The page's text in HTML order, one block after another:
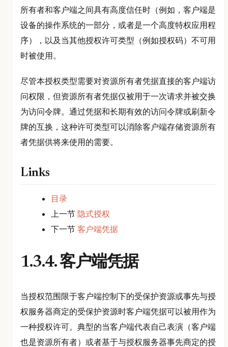
所有者和客户端之间具有高度信任时（例如，客户端是
设备的操作系统的一部分，或者是一个高度特权应用程
序），以及当其他授权许可类型（例如授权码）不可用
时被使用。
尽管本授权类型需要对资源所有者凭据直接的客户端访
问权限，但资源所有者凭据仅被用于一次请求并被交换
为访问令牌。通过凭据和长期有效的访问令牌或刷新令
牌的互换，这种许可类型可以消除客户端存储资源所有
者凭据供将来使用的需要。
Links
目录
上一节 隐式授权
下一节 客户端凭据
1.3.4. 客户端凭据
当授权范围限于客户端控制下的受保护资源或事先与授
权服务器商定的受保护资源时客户端凭据可以被用作为
一种授权许可。典型的当客户端代表自己表演（客户端
也是资源所有者）或者基于与授权服务器事先商定的授